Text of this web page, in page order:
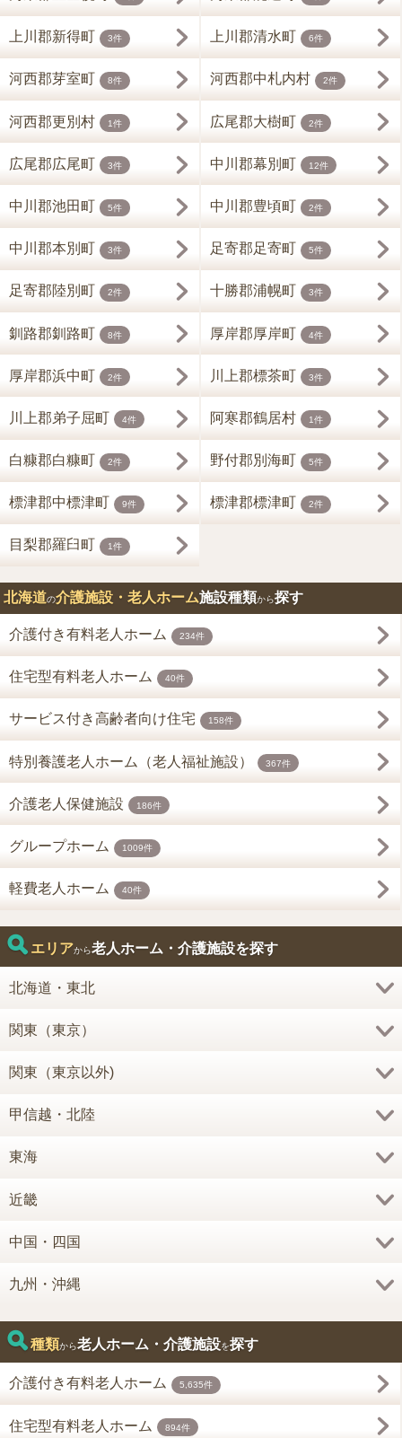
上川郡新得町 3件 上川郡清水町 6件
河西郡芽室町 8件 河西郡中札内村 2件
河西郡更別村 1件 広尾郡大樹町 2件
広尾郡広尾町 3件 中川郡幕別町 12件
中川郡池田町 5件 中川郡豊頃町 2件
中川郡本別町 3件 足寄郡足寄町 5件
足寄郡陸別町 2件 十勝郡浦幌町 3件
釧路郡釧路町 8件 厚岸郡厚岸町 4件
厚岸郡浜中町 2件 川上郡標茶町 3件
川上郡弟子屈町 4件 阿寒郡鶴居村 1件
白糠郡白糠町 2件 野付郡別海町 5件
標津郡中標津町 9件 標津郡標津町 2件
目梨郡羅臼町 1件
北海道の介護施設・老人ホーム施設種類から探す
介護付き有料老人ホーム 234件
住宅型有料老人ホーム 40件
サービス付き高齢者向け住宅 158件
特別養護老人ホーム（老人福祉施設） 367件
介護老人保健施設 186件
グループホーム 1009件
軽費老人ホーム 40件
エリアから老人ホーム・介護施設を探す
北海道・東北
関東（東京）
関東（東京以外)
甲信越・北陸
東海
近畿
中国・四国
九州・沖縄
種類から老人ホーム・介護施設を探す
介護付き有料老人ホーム 5,635件
住宅型有料老人ホーム 894件